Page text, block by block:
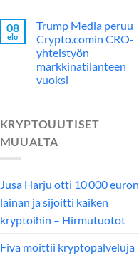
08
elo
Trump Media peruu
Crypto.comin CRO-
yhteistyön
markkinatilanteen
vuoksi
KRYPTOUUTISET
MUUALTA
Jusa Harju otti 10 000 euron
lainan ja sijoitti kaiken
kryptoihin – Hirmutuotot
Fiva moittii kryptopalveluja